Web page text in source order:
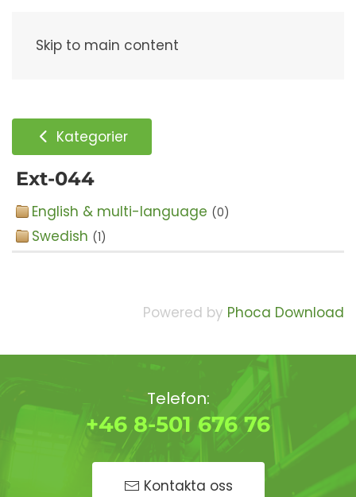
Skip to main content
Kategorier
Ext-044
English & multi-language (0)
Swedish (1)
Powered by Phoca Download
Telefon:
+46 8-501 676 76
Kontakta oss